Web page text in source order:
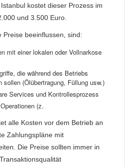
kostet dieser Prozess im
und 3.500 Euro.
Preise beeinflussen, sind:
mit einer lokalen oder Vollnarkose
die während des Betriebs
sollen (Ölübertragung, Füllung usw.)
Services und Kontrollesprozess
(z.
alle Kosten vor dem Betrieb an
Zahlungspläne mit
Die Preise sollten immer in